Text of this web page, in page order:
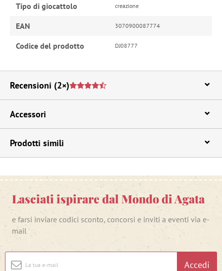
Tipo di giocattolo creazione
EAN 3070900087774
Codice del prodotto DJ08777
Recensioni (2×)
Accessori
Prodotti simili
Lasciati ispirare dal Mondo di Agata
e farsi inviare codici sconto, concorsi e inviti a eventi via e-
mail
Accedi